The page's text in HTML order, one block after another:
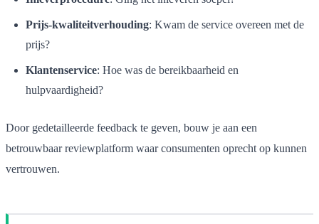
Prijs-kwaliteitverhouding: Kwam de service overeen met de
prijs?
Klantenservice: Hoe was de bereikbaarheid en
hulpvaardigheid?
Door gedetailleerde feedback te geven, bouw je aan een
betrouwbaar reviewplatform waar consumenten oprecht op kunnen
vertrouwen.